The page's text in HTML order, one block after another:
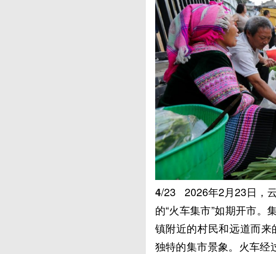
4/23
2026年2月23日，
的“火车集市”如期开市。
镇附近的村民和远道而
独特的集市景象。火车经